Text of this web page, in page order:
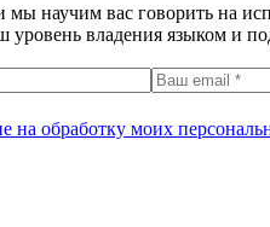
научим вас говорить на
уровень владения языком и
на обработку моих